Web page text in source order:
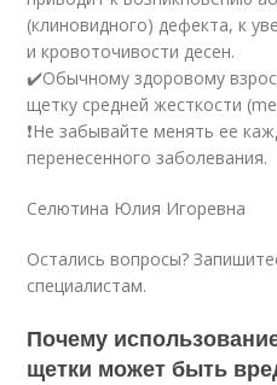
(клиновидного) дефекта, к
и кровоточивости десен.
✔️Обычному здоровому
щетку средней жесткости
❗Не забывайте менять ее
перенесенного заболевания.
Селютина Юлия Игоревна
Остались вопросы?
специалистам.
Почему
щетки может быть